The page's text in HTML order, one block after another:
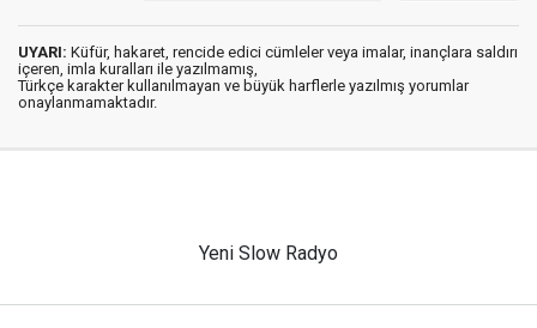
UYARI: Küfür, hakaret, rencide edici cümleler veya imalar, inançlara saldırı
içeren, imla kuralları ile yazılmamış,
Türkçe karakter kullanılmayan ve büyük harflerle yazılmış yorumlar
onaylanmamaktadır.
Yeni Slow Radyo